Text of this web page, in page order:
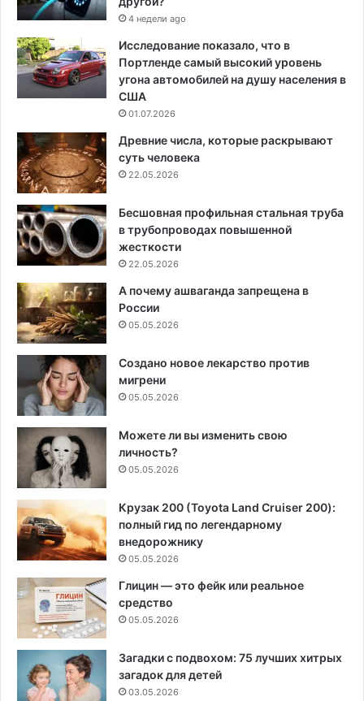
4 недели ago
Исследование показало, что в
Портленде самый высокий уровень
угона автомобилей на душу населения в
США
01.07.2026
Древние числа, которые раскрывают
суть человека
22.05.2026
Бесшовная профильная стальная труба
в трубопроводах повышенной
жесткости
22.05.2026
А почему ашваганда запрещена в
России
05.05.2026
Создано новое лекарство против
мигрени
05.05.2026
Можете ли вы изменить свою
личность?
05.05.2026
Крузак 200 (Toyota Land Cruiser 200):
полный гид по легендарному
внедорожнику
05.05.2026
Глицин — это фейк или реальное
средство
05.05.2026
Загадки с подвохом: 75 лучших хитрых
загадок для детей
03.05.2026